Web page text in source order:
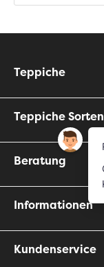
Teppiche
Teppiche Sorten
Beratung
Informationen
Kundenservice